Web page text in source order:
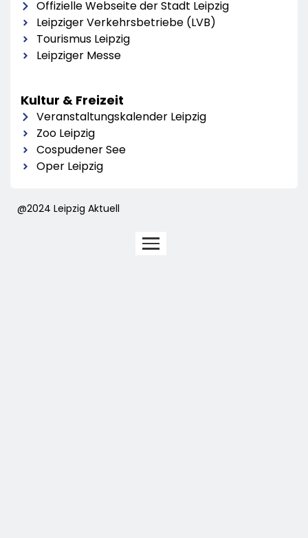
Offizielle Webseite der Stadt Leipzig
Leipziger Verkehrsbetriebe (LVB)
Tourismus Leipzig
Leipziger Messe
Kultur & Freizeit
Veranstaltungskalender Leipzig
Zoo Leipzig
Cospudener See
Oper Leipzig
@2024 Leipzig Aktuell